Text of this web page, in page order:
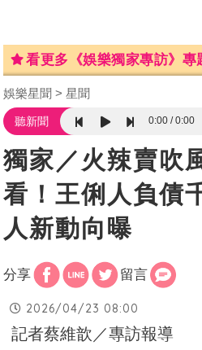
看更多《娛樂獨家專訪》專
娛樂星聞 星聞
聽新聞 0:00 0:00
獨家／火辣賣吹
看！王俐人負
人新動向曝
分享 留言
2026/04/23 08:00
記者蔡維歆／專訪報導